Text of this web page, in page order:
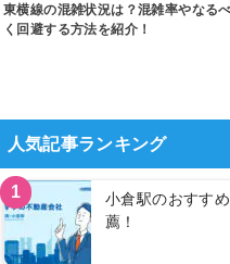
東横線の混雑状況は？混雑率やなる
く回避する方法を紹介！
人気記事ランキング
1
小倉駅のおすす
薦！